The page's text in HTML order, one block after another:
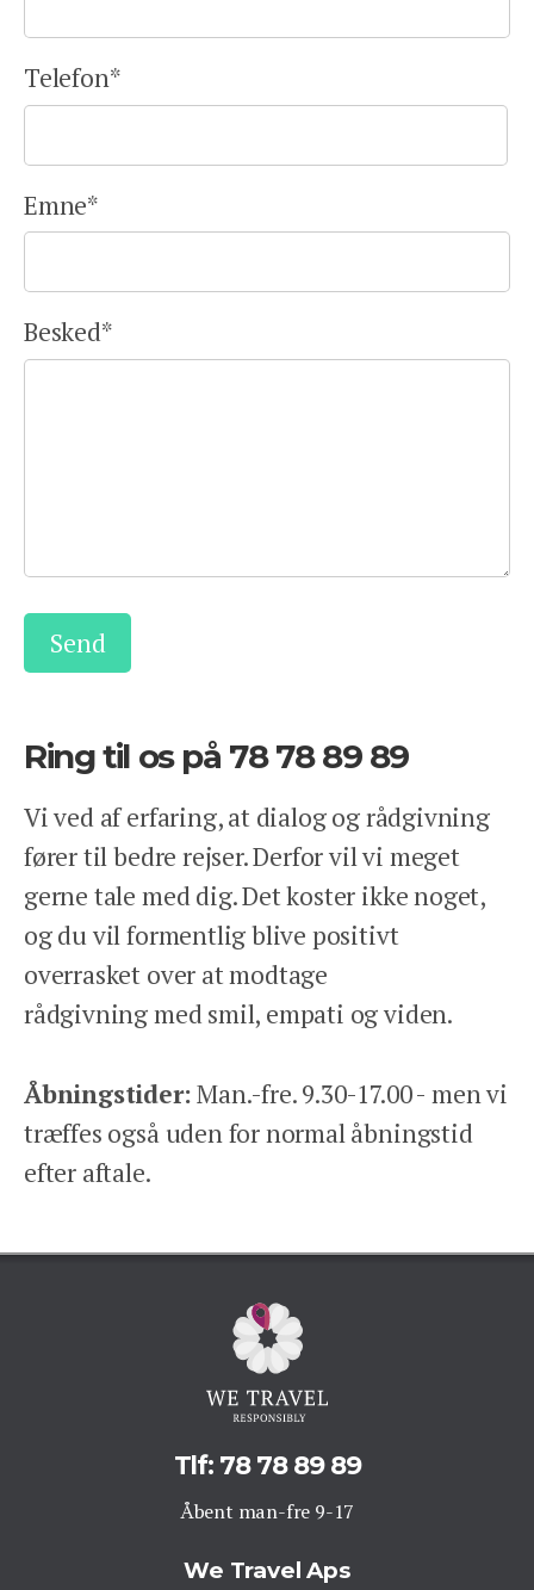
Telefon*
Emne*
Besked*
Ring til os på 78 78 89 89
Vi ved af erfaring, at dialog og rådgivning
fører til bedre rejser. Derfor vil vi meget
gerne tale med dig. Det koster ikke noget,
og du vil formentlig blive positivt
overrasket over at modtage
rådgivning med smil, empati og viden.
Åbningstider:Man.-fre. 9.30-17.00 - men vi
træffes også uden for normal åbningstid
efter aftale.
Tlf: 78 78 89 89
Åbent man-fre 9-17
We Travel Aps